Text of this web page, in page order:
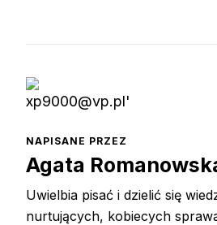
NAPISANE PRZEZ
Agata
Uwielbia pisać i dzielić się
nurtujących, kobiecych